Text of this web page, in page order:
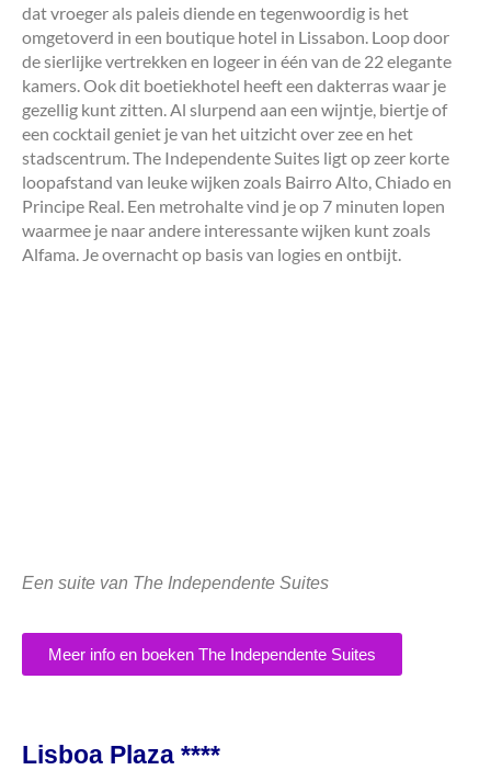
dat vroeger als paleis diende en tegenwoordig is het
omgetoverd in een boutique hotel in Lissabon. Loop door
de sierlijke vertrekken en logeer in één van de 22 elegante
kamers. Ook dit boetiekhotel heeft een dakterras waar je
gezellig kunt zitten. Al slurpend aan een wijntje, biertje of
een cocktail geniet je van het uitzicht over zee en het
stadscentrum. The Independente Suites ligt op zeer korte
loopafstand van leuke wijken zoals Bairro Alto, Chiado en
Principe Real. Een metrohalte vind je op 7 minuten lopen
waarmee je naar andere interessante wijken kunt zoals
Alfama. Je overnacht op basis van logies en ontbijt.
Een suite van The Independente Suites
Meer info en boeken The Independente Suites
Lisboa Plaza ****